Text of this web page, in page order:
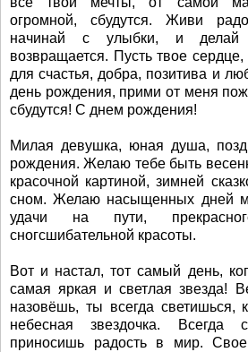
огромной, сбудутся. Живи
начинай с улыбки, и
возвращается. Пусть твое сердце,
для счастья, добра, позитива и
день рождения, прими от меня
сбудутся! С днем рождения!
Милая девушка, юная душа,
рождения. Желаю тебе быть
красочной картиной, зимней
сном. Желаю насыщенных дней
удачи на пути,
сногсшибательной красоты.
Вот и настал, тот самый день,
самая яркая и светлая звезда!
назовёшь, ты всегда светишься,
небесная звездочка. Всегда
приносишь радость в мир.